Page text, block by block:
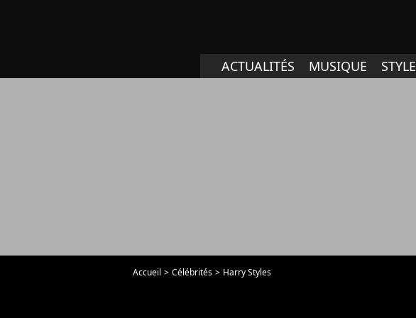
ACTUALITÉS MUSIQUE STYLE
Accueil Célébrités Harry Styles